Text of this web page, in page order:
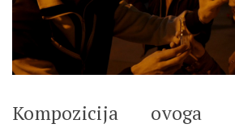
Kompozicija